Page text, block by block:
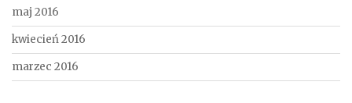
maj 2016
kwiecień 2016
marzec 2016